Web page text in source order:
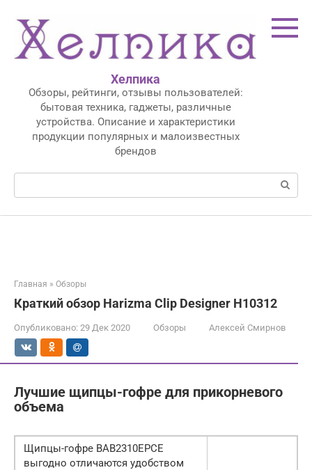
контенту
Хелпика
Обзоры, рейтинги, отзывы пользователей:
бытовая техника, гаджеты, различные
устройства. Описание и характеристики
продукции популярных и малоизвестных
брендов
Поиск:
Главная » Обзоры
Краткий обзор Harizma Clip Designer H10312
Опубликовано: 29 Дек 2020 Обзоры Алексей Смирнов
Лучшие щипцы-гофре для прикорневого
объема
Щипцы-гофре BAB2310EPCE
выгодно отличаются удобством